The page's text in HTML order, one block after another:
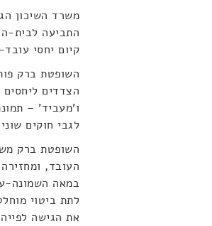
משרד השיכון
התביעה לבית-
קיום יחסי
השופטת ברק
הצדדים
לגבי חוקים
השופטת ברק
העובד,
במאה השמונה-
לתת ביטוי
את הגישה